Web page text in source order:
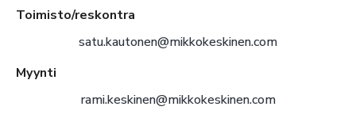
Toimisto/reskontra
satu.kautonen@mikkokeskinen.com
Myynti
rami.keskinen@mikkokeskinen.com